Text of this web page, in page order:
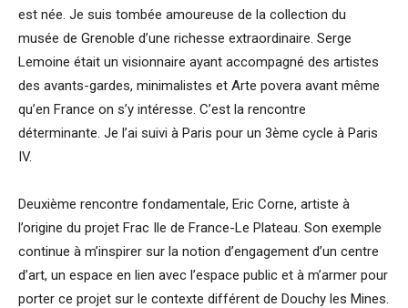
est née. Je suis tombée amoureuse de la collection du
musée de Grenoble d’une richesse extraordinaire. Serge
Lemoine était un visionnaire ayant accompagné des artistes
des avants-gardes, minimalistes et Arte povera avant même
qu’en France on s’y intéresse. C’est la rencontre
déterminante. Je l’ai suivi à Paris pour un 3ème cycle à Paris
IV.
Deuxième rencontre fondamentale, Eric Corne, artiste à
l’origine du projet Frac Ile de France-Le Plateau. Son exemple
continue à m’inspirer sur la notion d’engagement d’un centre
d’art, un espace en lien avec l’espace public et à m’armer pour
porter ce projet sur le contexte différent de Douchy les Mines.